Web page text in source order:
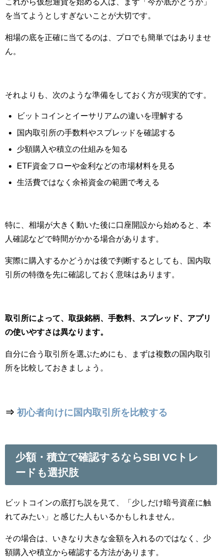
を当てようとしすぎないことが大切です。
相場の底を正確に当てるのは、プロでも簡単ではありませ
ん。
それよりも、次のような準備をしておく方が現実的です。
ビットコインとイーサリアムの違いを理解する
国内取引所の手数料やスプレッドを確認する
少額購入や積立の仕組みを知る
ETF資金フローや金利などの市場材料を見る
生活費ではなく余裕資金の範囲で考える
特に、相場が大きく動いた後に口座開設から始めると、本
人確認などで時間がかかる場合があります。
実際に購入するかどうかは後で判断するとしても、国内取
引所の特徴を先に確認しておく意味はあります。
取引所によって、取扱銘柄、手数料、スプレッド、アプリ
の使いやすさは異なります。
自分に合う取引所を選ぶためにも、まずは複数の国内取引
所を比較しておきましょう。
⇒ 初心者向けに国内取引所を比較する
少額・積立で確認するならSBI VCトレ
ードも選択肢
ビットコインの底打ち説を見て、「少しだけ暗号資産に触
れてみたい」と感じた人もいるかもしれません。
その場合は、いきなり大きな金額を入れるのではなく、少
額購入や積立から確認する方法があります。